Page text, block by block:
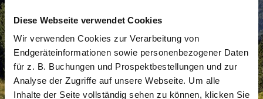
Diese Webseite verwendet Cookies
Wir verwenden Cookies zur Verarbeitung von
Endgeräteinformationen sowie personenbezogener Daten
für z. B. Buchungen und Prospektbestellungen und zur
Analyse der Zugriffe auf unsere Webseite. Um alle
Inhalte der Seite vollständig sehen zu können, klicken Sie